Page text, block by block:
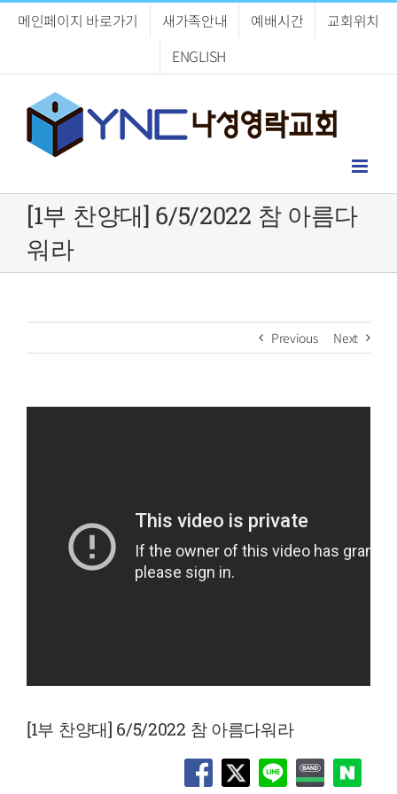
메인페이지 바로가기 새가족안내 예배시간
교회위치
ENGLISH
[1부 찬양대] 6/5/2022 참 아름다
워라
Previous Next
[1부 찬양대] 6/5/2022 참 아름다워라